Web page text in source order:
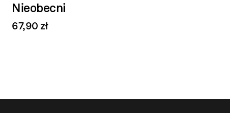
Ciao amore, ciao
69,90 zł